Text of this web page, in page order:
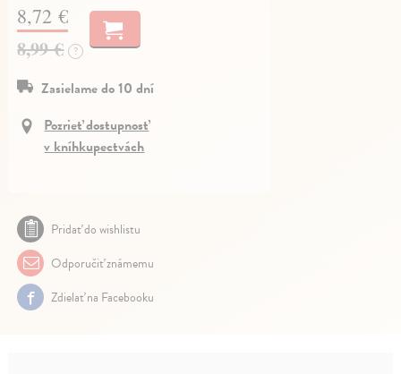
8,72 €
8,99 € ?
Zasielame do 10 dní
Pozrieť dostupnosť
v kníhkupectvách
Pridať do wishlistu
Odporučiť známemu
Zdielať na Facebooku